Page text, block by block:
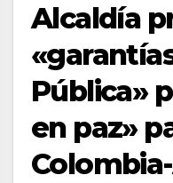
Alcaldía
Pública»
en paz»